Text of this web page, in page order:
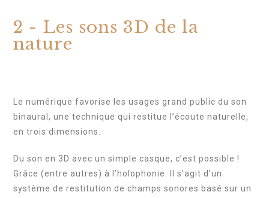
2 - Les sons 3D de la
nature
Le numérique favorise les usages grand public du son
binaural, une technique qui restitue l’écoute naturelle,
en trois dimensions.
Du son en 3D avec un simple casque, c’est possible !
Grâce (entre autres) à l’holophonie. Il s’agit d’un
système de restitution de champs sonores basé sur un